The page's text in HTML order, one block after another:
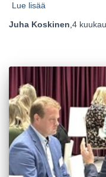
Lue lisää
Juha Koskinen,4